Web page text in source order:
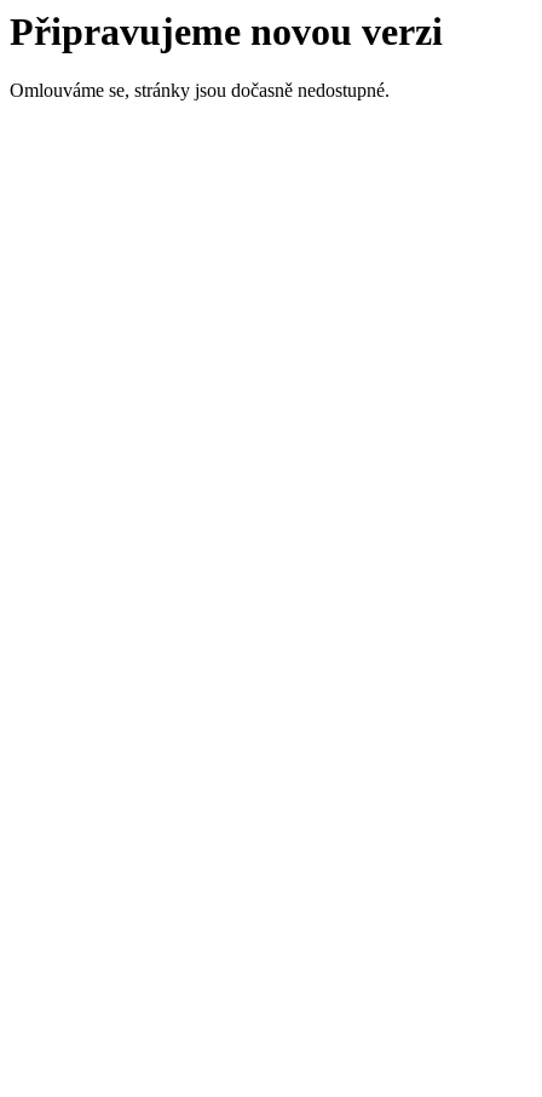
Připravujeme novou verzi
Omlouváme se, stránky jsou dočasně nedostupné.